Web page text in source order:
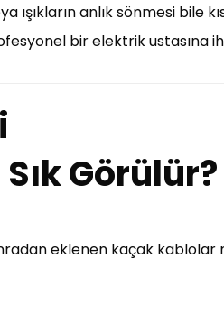
ışıkların anlık sönmesi
bir elektrik ustasına
Görülür?
eklenen kaçak kablolar